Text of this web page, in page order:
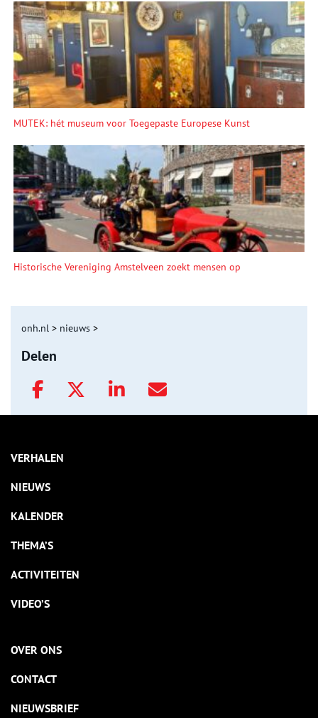
MUTEK: hét museum voor Toegepaste Europese Kunst
Historische Vereniging Amstelveen zoekt mensen op
onh.nl > nieuws >
Delen
VERHALEN
NIEUWS
KALENDER
THEMA’S
ACTIVITEITEN
VIDEO’S
OVER ONS
CONTACT
NIEUWSBRIEF